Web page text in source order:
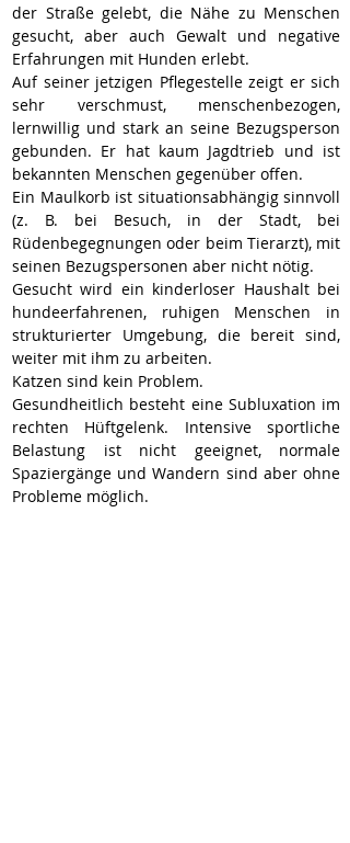
der Straße gelebt, die Nähe zu Menschen
gesucht, aber auch Gewalt und negative
Erfahrungen mit Hunden erlebt.
Auf seiner jetzigen Pflegestelle zeigt er sich
sehr verschmust, menschenbezogen,
lernwillig und stark an seine Bezugsperson
gebunden. Er hat kaum Jagdtrieb und ist
bekannten Menschen gegenüber offen.
Ein Maulkorb ist situationsabhängig sinnvoll
(z. B. bei Besuch, in der Stadt, bei
Rüdenbegegnungen oder beim Tierarzt), mit
seinen Bezugspersonen aber nicht nötig.
Gesucht wird ein kinderloser Haushalt bei
hundeerfahrenen, ruhigen Menschen in
strukturierter Umgebung, die bereit sind,
weiter mit ihm zu arbeiten.
Katzen sind kein Problem.
Gesundheitlich besteht eine Subluxation im
rechten Hüftgelenk. Intensive sportliche
Belastung ist nicht geeignet, normale
Spaziergänge und Wandern sind aber ohne
Probleme möglich.